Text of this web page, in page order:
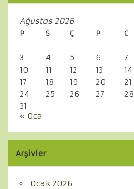
Ağustos 2026
P S Ç P C
3
4 5 6 7
10
11 12 13 14
17
18 19 20 21
24
25 26 27 28
31
« Oca
Arşivler
Ocak 2026